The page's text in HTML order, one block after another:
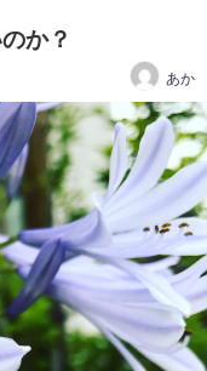
か？
あか